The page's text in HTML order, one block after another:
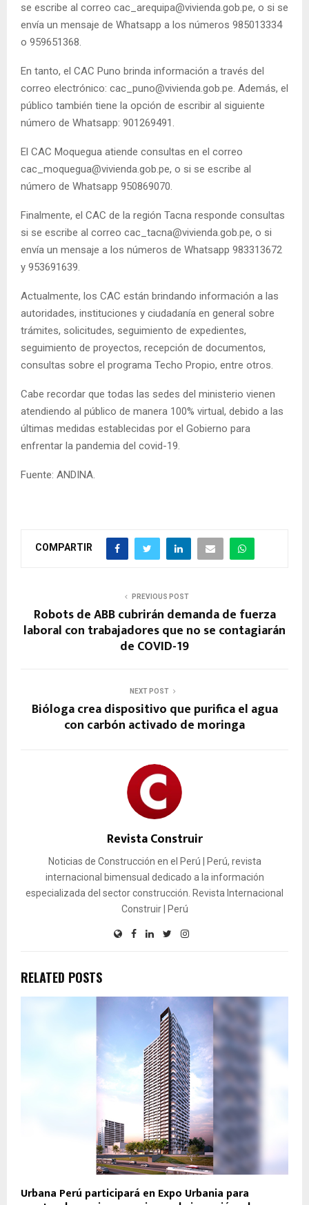
se escribe al correo cac_arequipa@vivienda.gob.pe, o si se
envía un mensaje de Whatsapp a los números 985013334
o 959651368.
En tanto, el CAC Puno brinda información a través del
correo electrónico: cac_puno@vivienda.gob.pe. Además, el
público también tiene la opción de escribir al siguiente
número de Whatsapp: 901269491.
El CAC Moquegua atiende consultas en el correo
cac_moquegua@vivienda.gob.pe, o si se escribe al
número de Whatsapp 950869070.
Finalmente, el CAC de la región Tacna responde consultas
si se escribe al correo cac_tacna@vivienda.gob.pe, o si
envía un mensaje a los números de Whatsapp 983313672
y 953691639.
Actualmente, los CAC están brindando información a las
autoridades, instituciones y ciudadanía en general sobre
trámites, solicitudes, seguimiento de expedientes,
seguimiento de proyectos, recepción de documentos,
consultas sobre el programa Techo Propio, entre otros.
Cabe recordar que todas las sedes del ministerio vienen
atendiendo al público de manera 100% virtual, debido a las
últimas medidas establecidas por el Gobierno para
enfrentar la pandemia del covid-19.
Fuente: ANDINA.
COMPARTIR
PREVIOUS POST
Robots de ABB cubrirán demanda de fuerza
laboral con trabajadores que no se contagiarán
de COVID-19
NEXT POST
Bióloga crea dispositivo que purifica el agua
con carbón activado de moringa
Revista Construir
Noticias de Construcción en el Perú | Perú, revista
internacional bimensual dedicado a la información
especializada del sector construcción. Revista Internacional
Construir | Perú
RELATED POSTS
Urbana Perú participará en Expo Urbania para